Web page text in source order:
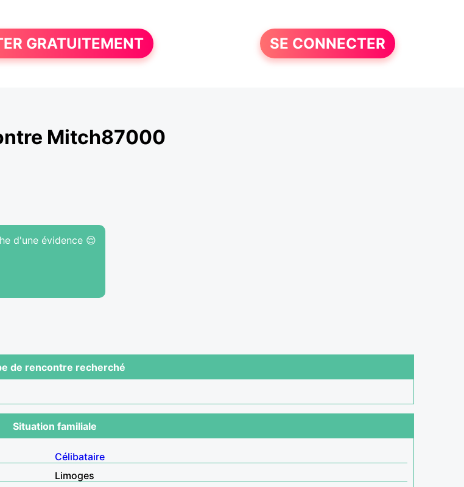
GRATUITEMENT SE CONNECTER
Mitch87000
d'une évidence 😌
de rencontre recherché
Situation familiale
Célibataire
Limoges